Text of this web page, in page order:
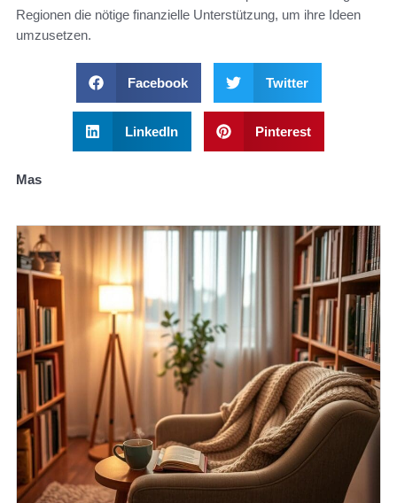
Regionen die nötige finanzielle Unterstützung, um ihre Ideen
umzusetzen.
Facebook Twitter
LinkedIn Pinterest
Mas